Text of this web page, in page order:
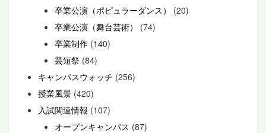
卒業公演（ポピュラーダンス）
(20)
卒業公演（舞台芸術）
(74)
卒業制作 (140)
芸短祭 (84)
キャンパスウォッチ (256)
授業風景 (420)
入試関連情報 (107)
オープンキャンパス (87)